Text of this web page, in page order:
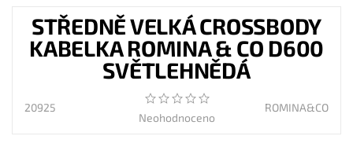
STŘEDNĚ VELKÁ CROSSBODY
KABELKA ROMINA & CO D600
SVĚTLEHNĚDÁ
20925
Neohodnoceno
ROMINA&CO